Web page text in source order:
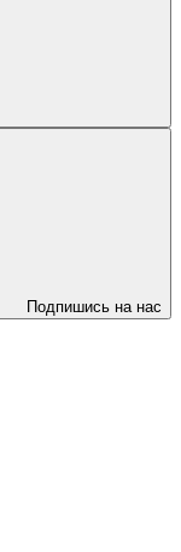
Подпишись на нас